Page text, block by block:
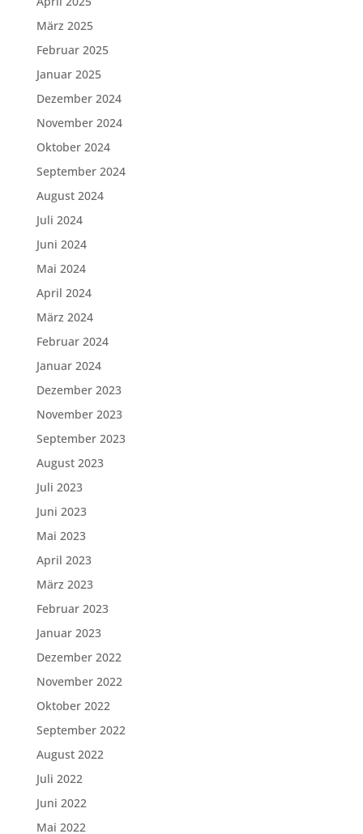
März 2025
Februar 2025
Januar 2025
Dezember 2024
November 2024
Oktober 2024
September 2024
August 2024
Juli 2024
Juni 2024
Mai 2024
April 2024
März 2024
Februar 2024
Januar 2024
Dezember 2023
November 2023
September 2023
August 2023
Juli 2023
Juni 2023
Mai 2023
April 2023
März 2023
Februar 2023
Januar 2023
Dezember 2022
November 2022
Oktober 2022
September 2022
August 2022
Juli 2022
Juni 2022
Mai 2022